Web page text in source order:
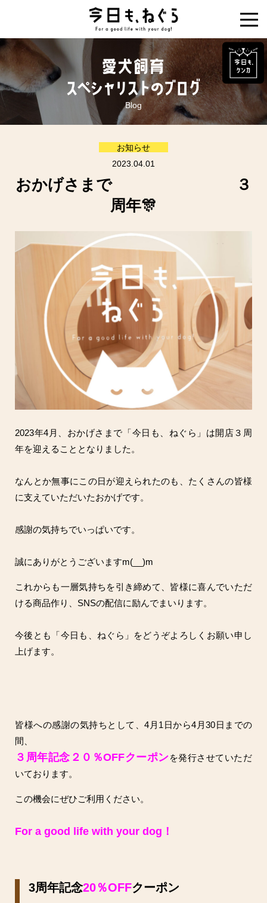
Blog
お知らせ
2023.04.01
おかげさまで ３
周年🎊
2023年4月、おかげさまで「今日も、ねぐら」は開店３周
年を迎えることとなりました。
なんとか無事にこの日が迎えられたのも、たくさんの皆様
に支えていただいたおかげです。
感謝の気持ちでいっぱいです。
誠にありがとうございますm(__)m
これからも一層気持ちを引き締めて、皆様に喜んでいただ
ける商品作り、SNSの配信に励んでまいります。
今後とも「今日も、ねぐら」をどうぞよろしくお願い申し
上げます。
皆様への感謝の気持ちとして、4月1日から4月30日までの
間、
３ 周年記念２０％OFFクーポンを発行させていただ
いております。
この機会にぜひご利用ください。
For a good life with your dog！
3周年記念20％OFFクーポン